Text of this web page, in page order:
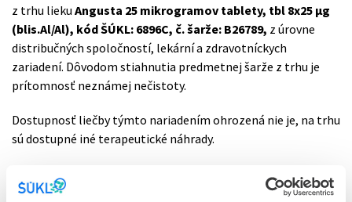
z trhu lieku Angusta 25 mikrogramov tablety, tbl 8x25 µg
(blis.Al/Al), kód ŠÚKL: 6896C, č. šarže: B26789, z úrovne
distribučných spoločností, lekární a zdravotníckych
zariadení. Dôvodom stiahnutia predmetnej šarže z trhu je
prítomnosť neznámej nečistoty.
Dostupnosť liečby týmto nariadením ohrozená nie je, na trhu
sú dostupné iné terapeutické náhrady.
Angusta obsahuje liečivo mizoprostol. Angusta sa používa na
spustenie pôrodného procesu.